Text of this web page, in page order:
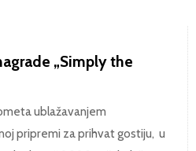
„Simply the
ublažavanjem
pripremi za prihvat gostiju, u